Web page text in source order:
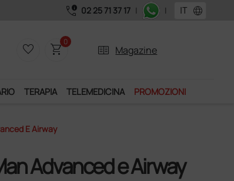
call_quality 02 25 71 37 17 | | language
favorite_border shopping_cart0
two_pager Magazine
TERAPIA TELEMEDICINA PROMOZIONI
E Airway
Advanced e Airway